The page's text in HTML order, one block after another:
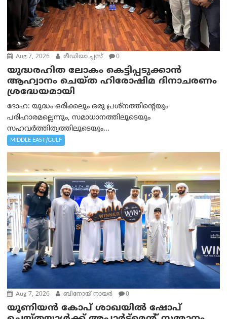
Aug 7, 2026 മീഡിയാ പ്ലസ് 0
യുദ്ധരഹിത ലോകം കെട്ടിപ്പടുക്കാന്‍
ആഹ്വാനം ചെയ്ത ഹിരോഷിമ ദിനാചരണം
ശ്രദ്ധേയമായി
ദോഹ: യുദ്ധം ഒരിക്കലും ഒരു പ്രശ്‌നത്തിന്റെയും
പരിഹാരമല്ലെന്നും, സമാധാനത്തിലൂടെയും
സഹവര്‍ത്തിത്വത്തിലൂടെയും...
MIDDLE EAST/GULF
Aug 7, 2026 ബിനോയ് നായര്‍ 0
യൂണിയൻ കോപ് ശാഖയിൽ ഷോപ്